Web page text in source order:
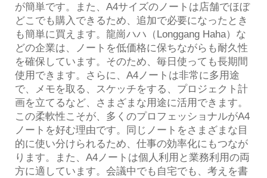
が簡単です。また、A4サイズのノートは店舗でほぼ
どこでも購入できるため、追加で必要になったとき
も簡単に買えます。龍崗ハハ（Longgang Haha）な
どの企業は、ノートを低価格に保ちながらも耐久性
を確保しています。そのため、毎日使っても長期間
使用できます。さらに、A4ノートは非常に多用途
で、メモを取る、スケッチをする、プロジェクト計
画を立てるなど、さまざまな用途に活用できます。
この柔軟性こそが、多くのプロフェッショナルがA4
ノートを好む理由です。同じノートをさまざまな目
的に使い分けられるため、仕事の効率化にもつなが
ります。また、A4ノートは個人利用と業務利用の両
方に適しています。会議中でも自宅でも、考えを書